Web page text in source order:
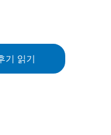
기 읽기